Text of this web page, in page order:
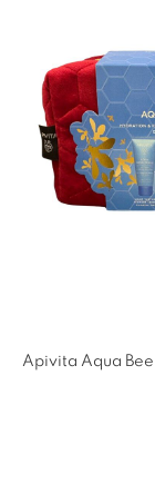
Apivita Aqua